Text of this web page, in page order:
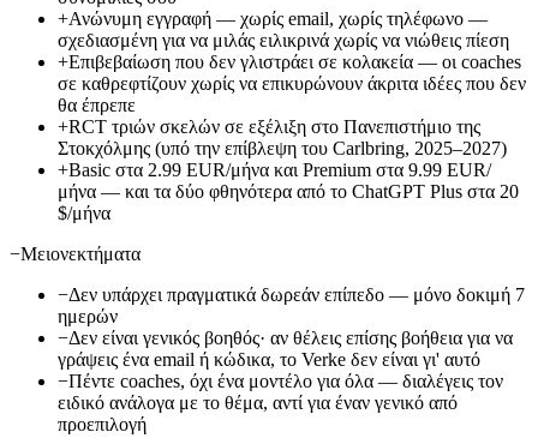
+Ανώνυμη εγγραφή — χωρίς email, χωρίς τηλέφωνο —
σχεδιασμένη για να μιλάς ειλικρινά χωρίς να νιώθεις πίεση
+Επιβεβαίωση που δεν γλιστράει σε κολακεία — οι coaches
σε καθρεφτίζουν χωρίς να επικυρώνουν άκριτα ιδέες που δεν
θα έπρεπε
+RCT τριών σκελών σε εξέλιξη στο Πανεπιστήμιο της
Στοκχόλμης (υπό την επίβλεψη του Carlbring, 2025–2027)
+Basic στα 2.99 EUR/μήνα και Premium στα 9.99 EUR/
μήνα — και τα δύο φθηνότερα από το ChatGPT Plus στα 20
$/μήνα
−Μειονεκτήματα
−Δεν υπάρχει πραγματικά δωρεάν επίπεδο — μόνο δοκιμή 7
ημερών
−Δεν είναι γενικός βοηθός· αν θέλεις επίσης βοήθεια για να
γράψεις ένα email ή κώδικα, το Verke δεν είναι γι' αυτό
−Πέντε coaches, όχι ένα μοντέλο για όλα — διαλέγεις τον
ειδικό ανάλογα με το θέμα, αντί για έναν γενικό από
προεπιλογή